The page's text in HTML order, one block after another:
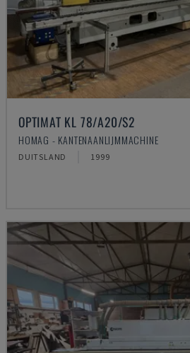
OPTIMAT KL 78/A20/S2
HOMAG - KANTENAANLIJMMACHINE
DUITSLAND 1999